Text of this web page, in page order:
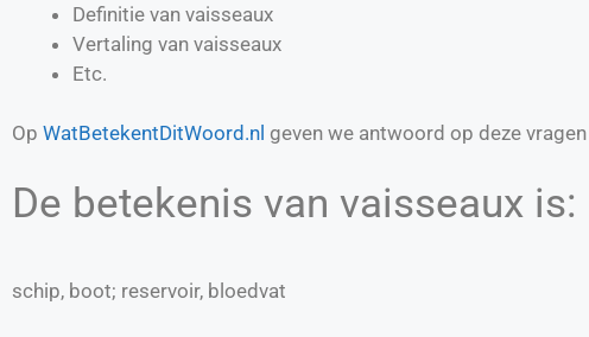
Definitie van vaisseaux
Vertaling van vaisseaux
Etc.
Op WatBetekentDitWoord.nl geven we antwoord op deze
De betekenis van vaisseaux is:
schip, boot; reservoir, bloedvat